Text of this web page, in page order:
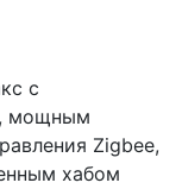
с
мощным
Zigbee,
хабом